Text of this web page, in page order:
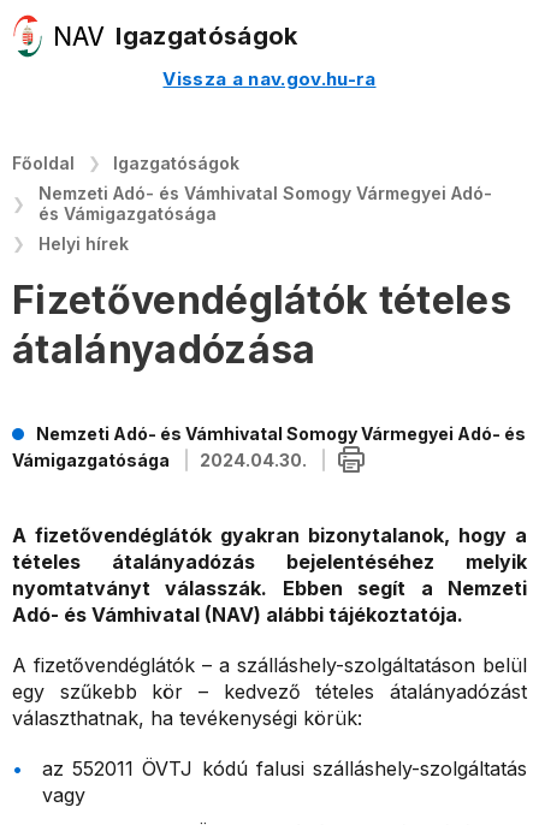
Igazgatóságok
Vissza a nav.gov.hu-ra
Főoldal
Igazgatóságok
Nemzeti Adó- és Vámhivatal Somogy Vármegyei Adó-
és Vámigazgatósága
Helyi hírek
Fizetővendéglátók tételes
átalányadózása
Nemzeti Adó- és Vámhivatal Somogy Vármegyei Adó- és
Vámigazgatósága
2024.04.30.
A fizetővendéglátók gyakran bizonytalanok, hogy a
tételes átalányadózás bejelentéséhez melyik
nyomtatványt válasszák. Ebben segít a Nemzeti
Adó- és Vámhivatal (NAV) alábbi tájékoztatója.
A fizetővendéglátók – a szálláshely-szolgáltatáson belül
egy szűkebb kör – kedvező tételes átalányadózást
választhatnak, ha tevékenységi körük:
az 552011 ÖVTJ kódú falusi szálláshely-szolgáltatás
vagy